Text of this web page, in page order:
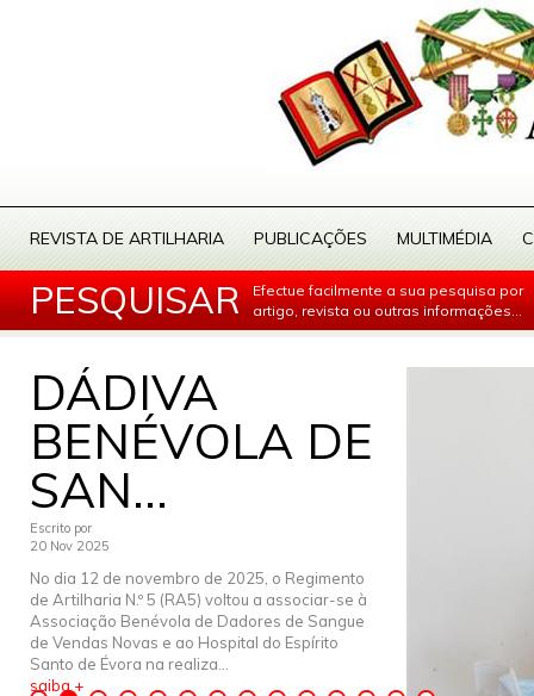
REVISTA DE ARTILHARIA PUBLICAÇÕES MULTIMÉDIA
PESQUISAR
Efectue facilmente a sua pesquisa por
artigo, revista ou outras informações...
DÁDIVA
BENÉVOLA DE
SAN...
Escrito por
20 Nov 2025
No dia 12 de novembro de 2025, o Regimento
de Artilharia N.º 5 (RA5) voltou a associar-se à
Associação Benévola de Dadores de Sangue
de Vendas Novas e ao Hospital do Espírito
Santo de Évora na realiza...
saiba +